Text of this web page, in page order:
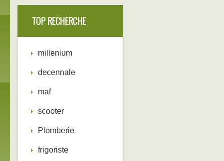
TOP RECHERCHE
millenium
decennale
maf
scooter
Plomberie
frigoriste